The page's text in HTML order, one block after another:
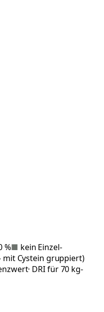
%■ kein Einzel-
mit Cystein gruppiert)
· DRI für 70 kg-